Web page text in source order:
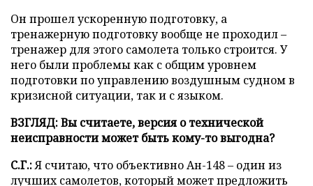
Он прошел ускоренную подготовку, а
тренажерную подготовку вообще не проходил –
тренажер для этого самолета только строится. У
него были проблемы как с общим уровнем
подготовки по управлению воздушным судном в
кризисной ситуации, так и с языком.
ВЗГЛЯД: Вы считаете, версия о технической
неисправности может быть кому-то выгодна?
С.Г.:Я считаю, что объективно Ан-148 – один из
лучших самолетов, который может предложить